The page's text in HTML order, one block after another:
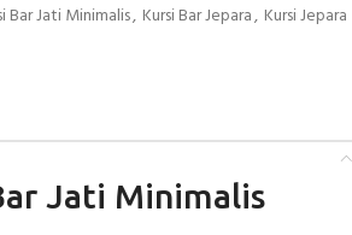
Bar Jati Minimalis, Kursi Bar Jepara, Kursi Jepara
Jati Minimalis